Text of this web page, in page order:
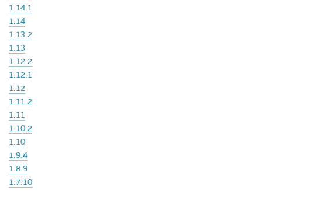
1.14.1
1.14
1.13.2
1.13
1.12.2
1.12.1
1.12
1.11.2
1.11
1.10.2
1.10
1.9.4
1.8.9
1.7.10